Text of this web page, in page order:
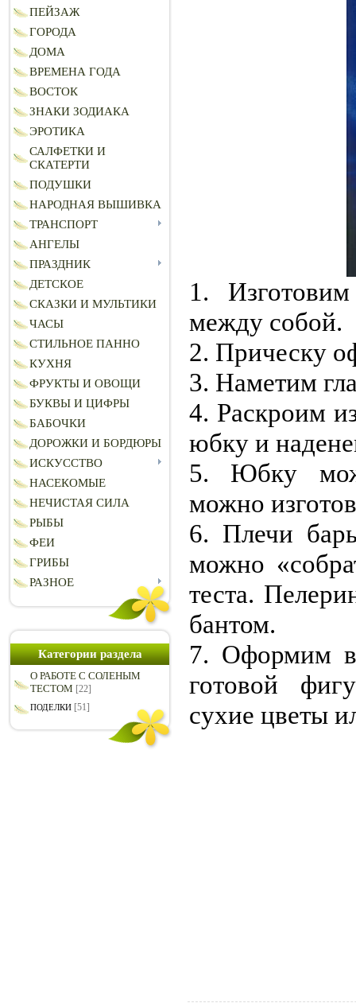
ПЕЙЗАЖ
ГОРОДА
ДОМА
ВРЕМЕНА ГОДА
ВОСТОК
ЗНАКИ ЗОДИАКА
ЭРОТИКА
САЛФЕТКИ И
СКАТЕРТИ
ПОДУШКИ
НАРОДНАЯ ВЫШИВКА
ТРАНСПОРТ
АНГЕЛЫ
ПРАЗДНИК
ДЕТСКОЕ
СКАЗКИ И МУЛЬТИКИ
ЧАСЫ
СТИЛЬНОЕ ПАННО
КУХНЯ
ФРУКТЫ И ОВОЩИ
БУКВЫ И ЦИФРЫ
БАБОЧКИ
ДОРОЖКИ И БОРДЮРЫ
ИСКУССТВО
НАСЕКОМЫЕ
НЕЧИСТАЯ СИЛА
РЫБЫ
ФЕИ
ГРИБЫ
РАЗНОЕ
Категории раздела
О РАБОТЕ С СОЛЕНЫМ
ТЕСТОМ [22]
ПОДЕЛКИ [51]
1.
между собой.
2. Прическу
3. Наметим
4. Раскроим
юбку и
5. Юбку
можно
6. Плечи
можно
теста.
бантом.
7. Оформим
готовой
сухие цветы